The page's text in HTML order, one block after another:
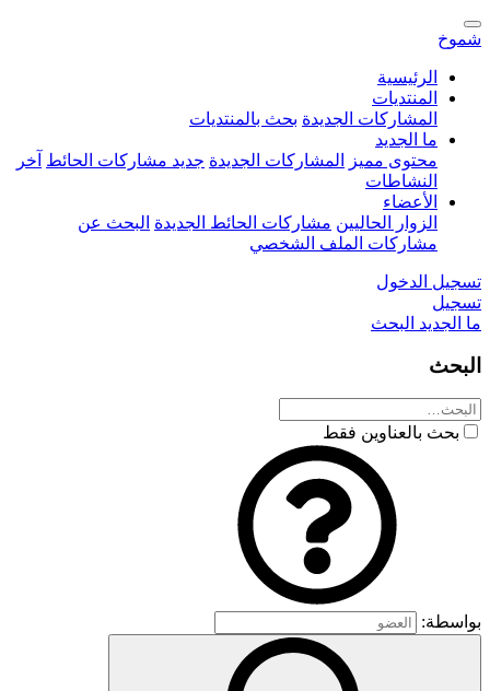
شموخ
الرئيسية
المنتديات
المشاركات الجديدة بحث بالمنتديات
ما الجديد
محتوى مميز
المشاركات الجديدة جديد مشاركات الحائط آخر
النشاطات
الأعضاء
الزوار الحاليين مشاركات الحائط الجديدة البحث عن
مشاركات الملف الشخصي
تسجيل الدخول
تسجيل
ما الجديد البحث
البحث
بحث بالعناوين فقط
بواسطة: